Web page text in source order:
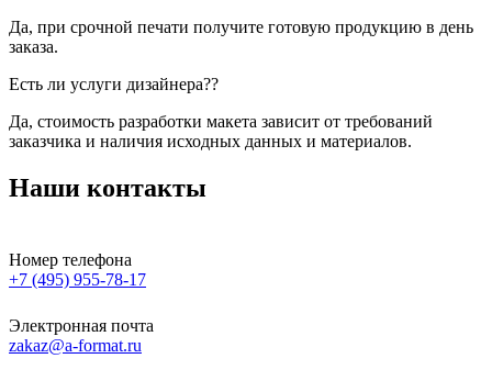
Да, при срочной печати получите готовую продукцию в день
заказа.
Есть ли услуги дизайнера??
Да, стоимость разработки макета зависит от требований
заказчика и наличия исходных данных и материалов.
Наши контакты
Номер телефона
+7 (495) 955-78-17
Электронная почта
zakaz@a-format.ru